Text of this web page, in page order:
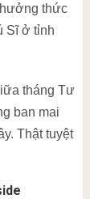
thức
Sĩ ở tỉnh
tháng Tư
ban mai
Thật tuyệt